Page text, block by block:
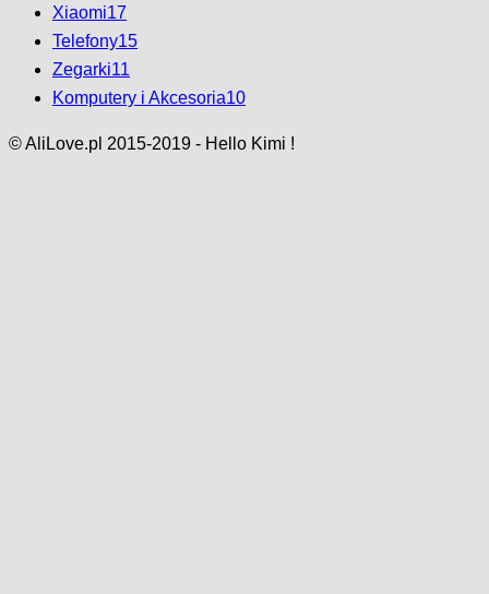
Xiaomi17
Telefony15
Zegarki11
Komputery i Akcesoria10
© AliLove.pl 2015-2019 - Hello Kimi !